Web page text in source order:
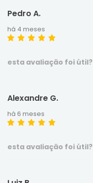
Pedro A.
há 4 meses
esta avaliação foi útil?
Alexandre G.
há 6 meses
esta avaliação foi útil?